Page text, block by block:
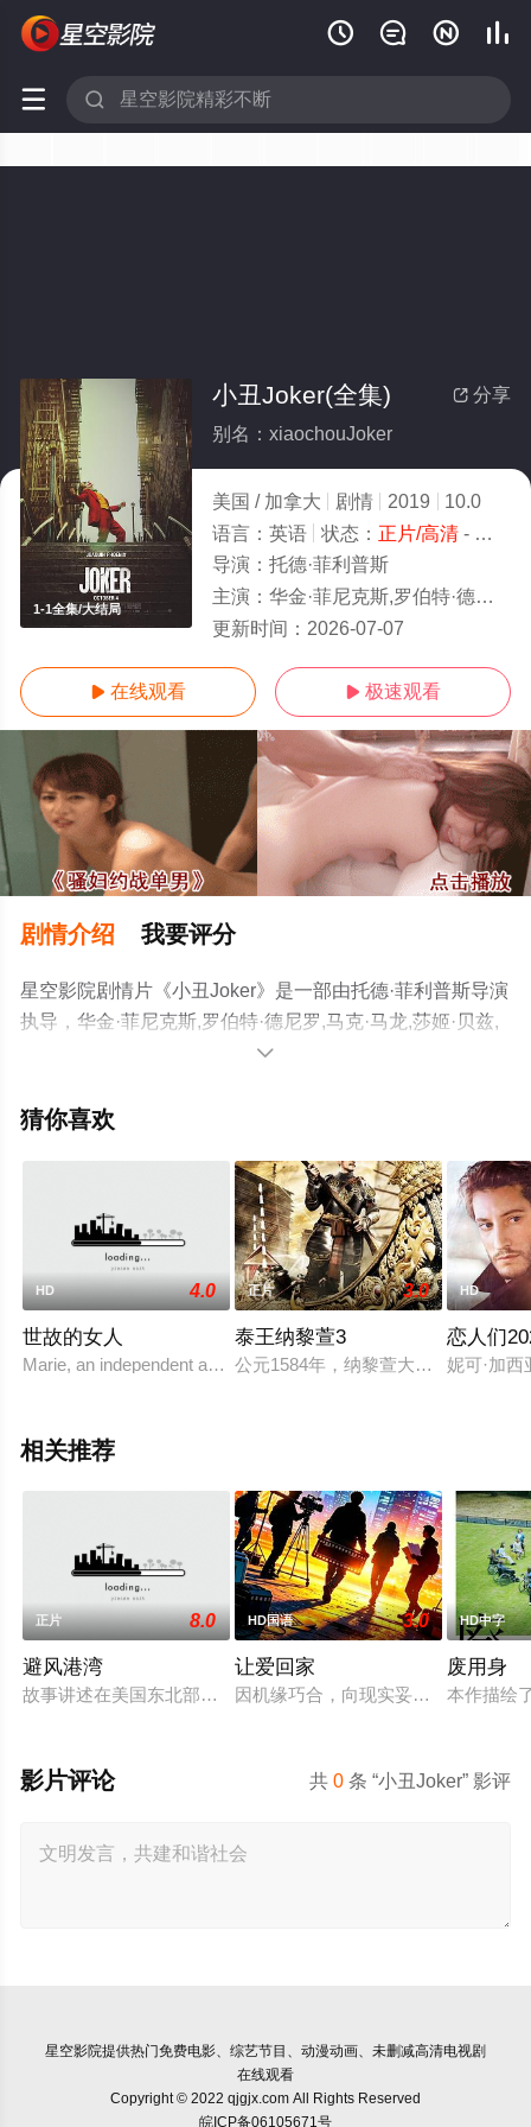
   
 
1-1全集/大结局
 分享
小丑Joker(全集)
别名：xiaochouJoker
美国 / 加拿大 剧情 2019
10.0
语言： 英语 状态： 正片/高清- 免费在线观看
导演： 托德·菲利普斯
主演： 华金·菲尼克斯,罗伯特·德尼罗,马克·马龙,莎姬·贝兹,谢伊·惠格姆,弗兰西丝·康罗伊,布莱恩·考伦,布莱恩·
更新时间： 2026-07-07
 在线观看  极速观看
剧情介绍 我要评分
星空影院剧情片《小丑Joker》是一部由托德·菲利普斯导演
执导，华金·菲尼克斯,罗伯特·德尼罗,马克·马龙,莎姬·贝兹,
谢伊·惠格姆,弗兰西丝·康罗伊,布莱恩·考伦,布莱恩·泰里·亨
乔什·帕斯,但丁·佩雷拉-奥尔森,玛丽·凯特·马拉特,迈克尔·本
演绎的美国 / 加拿大电影，大结局剧情已揭晓（1-1全
集），手机免费观看高清无删减完整版电影大全就上星空
电影网，更多相关信息可移步至豆瓣电影、电视猫或剧情
网等平台了解。

猜你喜欢
HD 4.0
世故的女人
Marie, an independent and militant sex worker who has never
正片 3.0
泰王纳黎萱3
公元1584年，纳黎萱大帝宣布独立
HD
恋人们
妮可·加西
相关推荐
正片 8.0
避风港湾
故事讲述在美国东北部一个小镇的农场，一个怀抱音乐理想的
HD国语 3.0
让爱回家
因机缘巧合，向现实妥协的导演朱达
HD中字
废用身
本作描绘
共0 条 “小丑Joker” 影评
影片评论
星空影院提供热门免费电影、综艺节目、动漫动画、未删减高清电视剧
在线观看
Copyright © 2022 qjgjx.com All Rights Reserved
皖ICP备06105671号